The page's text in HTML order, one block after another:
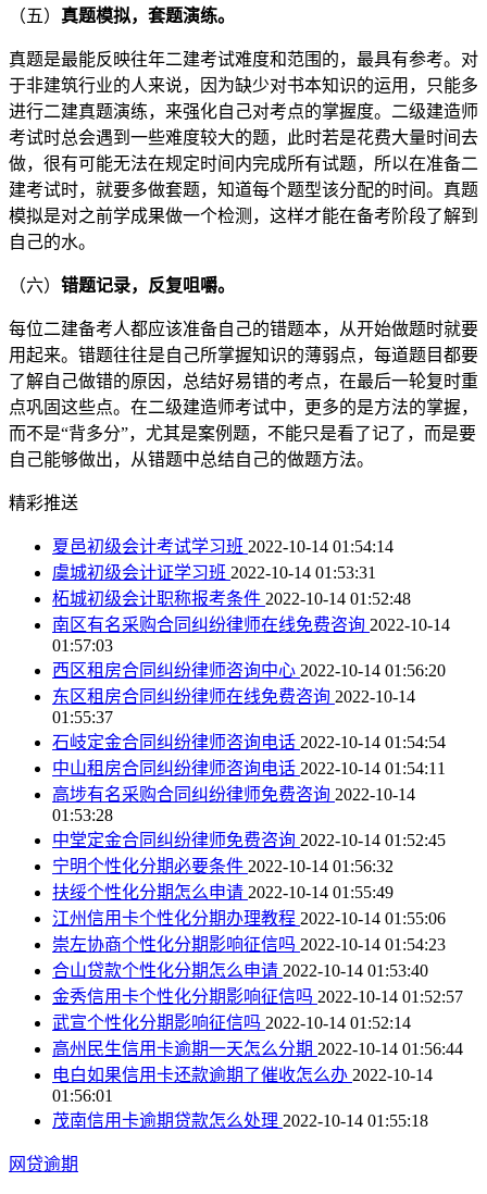
（五） 真题模拟，套题演练。
真题是最能反映往年二建考试难度和范围的，最具有参考。对
于非建筑行业的人来说，因为缺少对书本知识的运用，只能多
进行二建真题演练，来强化自己对考点的掌握度。二级建造师
考试时总会遇到一些难度较大的题，此时若是花费大量时间去
做，很有可能无法在规定时间内完成所有试题，所以在准备二
建考试时，就要多做套题，知道每个题型该分配的时间。真题
模拟是对之前学成果做一个检测，这样才能在备考阶段了解到
自己的水。
（六） 错题记录，反复咀嚼。
每位二建备考人都应该准备自己的错题本，从开始做题时就要
用起来。错题往往是自己所掌握知识的薄弱点，每道题目都要
了解自己做错的原因，总结好易错的考点，在最后一轮复时重
点巩固这些点。在二级建造师考试中，更多的是方法的掌握，
而不是“背多分”，尤其是案例题，不能只是看了记了，而是要
自己能够做出，从错题中总结自己的做题方法。
精彩推送
夏邑初级会计考试学习班 2022-10-14 01:54:14
虞城初级会计证学习班 2022-10-14 01:53:31
柘城初级会计职称报考条件 2022-10-14 01:52:48
南区有名采购合同纠纷律师在线免费咨询 2022-10-14
01:57:03
西区租房合同纠纷律师咨询中心 2022-10-14 01:56:20
东区租房合同纠纷律师在线免费咨询 2022-10-14
01:55:37
石岐定金合同纠纷律师咨询电话 2022-10-14 01:54:54
中山租房合同纠纷律师咨询电话 2022-10-14 01:54:11
高埗有名采购合同纠纷律师免费咨询 2022-10-14
01:53:28
中堂定金合同纠纷律师免费咨询 2022-10-14 01:52:45
宁明个性化分期必要条件 2022-10-14 01:56:32
扶绥个性化分期怎么申请 2022-10-14 01:55:49
江州信用卡个性化分期办理教程 2022-10-14 01:55:06
崇左协商个性化分期影响征信吗 2022-10-14 01:54:23
合山贷款个性化分期怎么申请 2022-10-14 01:53:40
金秀信用卡个性化分期影响征信吗 2022-10-14 01:52:57
武宣个性化分期影响征信吗 2022-10-14 01:52:14
高州民生信用卡逾期一天怎么分期 2022-10-14 01:56:44
电白如果信用卡还款逾期了催收怎么办 2022-10-14
01:56:01
茂南信用卡逾期贷款怎么处理 2022-10-14 01:55:18
网贷逾期